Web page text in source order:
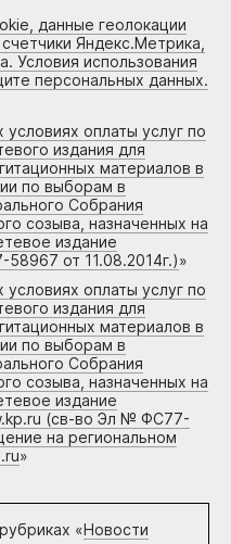
данные геолокации
Яндекс.Метрика,
Условия использования
персональных данных.
оплаты услуг по
издания для
материалов в
по выборам в
Собрания
созыва, назначенных на
издание
от 11.08.2014г.)»
оплаты услуг по
издания для
материалов в
по выборам в
Собрания
созыва, назначенных на
издание
(св-во Эл № ФС77-
на региональном
»
«Новости